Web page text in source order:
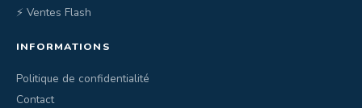
⚡ Ventes Flash
INFORMATIONS
Politique de confidentialité
Contact